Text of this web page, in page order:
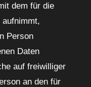
dem für die
aufnimmt,
Person
Daten
auf freiwilliger
an den für